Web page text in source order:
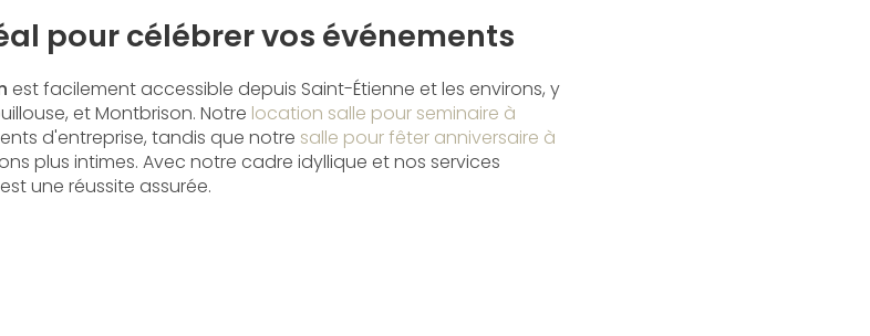
pour célébrer vos événements
est facilement accessible depuis Saint-Étienne et les environs, y
et Montbrison. Notre location salle pour seminaire à
d'entreprise, tandis que notre salle pour fêter anniversaire à
plus intimes. Avec notre cadre idyllique et nos services
une réussite assurée.